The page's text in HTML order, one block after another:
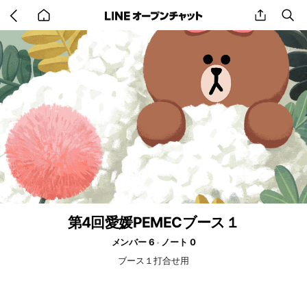
back
to
home
share
第4回愛媛PEMECブース１
メンバー 6
ノート 0
ブース１打合せ用